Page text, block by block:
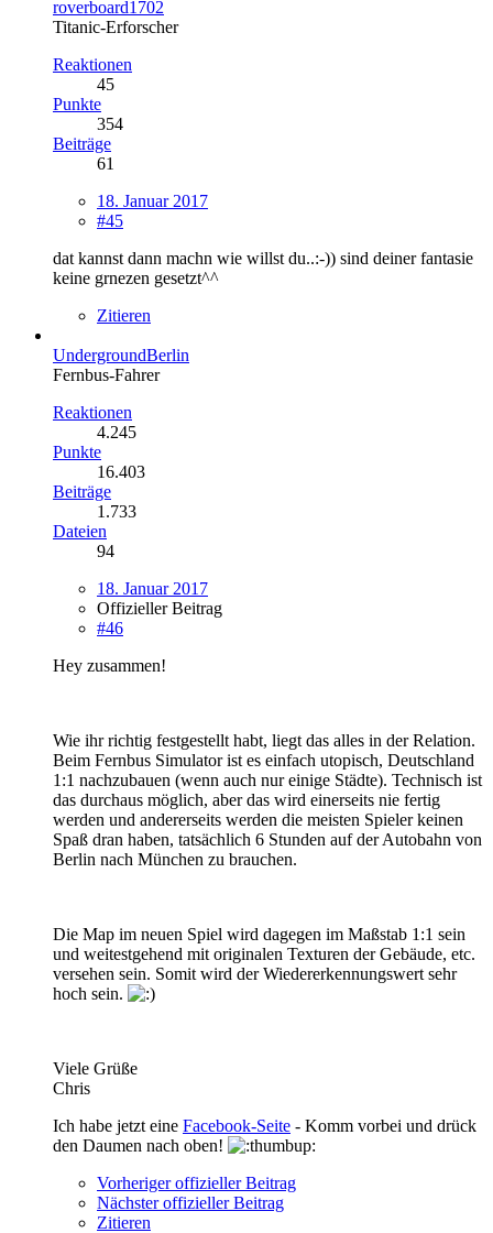
roverboard1702
Titanic-Erforscher
Reaktionen
45
Punkte
354
Beiträge
61
18. Januar 2017
#45
dat kannst dann machn wie willst du..:-)) sind deiner fantasie
keine grnezen gesetzt^^
Zitieren
UndergroundBerlin
Fernbus-Fahrer
Reaktionen
4.245
Punkte
16.403
Beiträge
1.733
Dateien
94
18. Januar 2017
Offizieller Beitrag
#46
Hey zusammen!
Wie ihr richtig festgestellt habt, liegt das alles in der Relation.
Beim Fernbus Simulator ist es einfach utopisch, Deutschland
1:1 nachzubauen (wenn auch nur einige Städte). Technisch ist
das durchaus möglich, aber das wird einerseits nie fertig
werden und andererseits werden die meisten Spieler keinen
Spaß dran haben, tatsächlich 6 Stunden auf der Autobahn von
Berlin nach München zu brauchen.
Die Map im neuen Spiel wird dagegen im Maßstab 1:1 sein
und weitestgehend mit originalen Texturen der Gebäude, etc.
versehen sein. Somit wird der Wiedererkennungswert sehr
hoch sein.
Viele Grüße
Chris
Ich habe jetzt eine Facebook-Seite - Komm vorbei und drück
den Daumen nach oben!
Vorheriger offizieller Beitrag
Nächster offizieller Beitrag
Zitieren